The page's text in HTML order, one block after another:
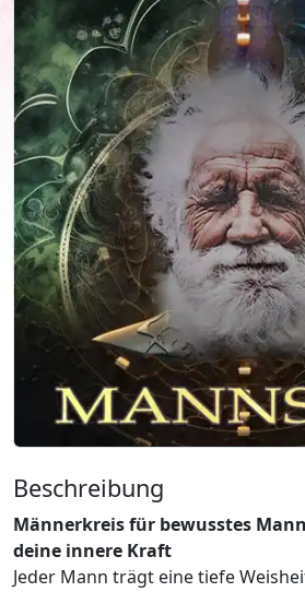
Beschreibung
Männerkreis für bewusstes
deine innere Kraft
Jeder Mann trägt eine tiefe